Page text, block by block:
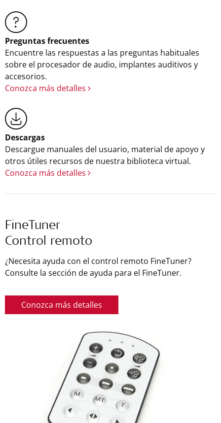
Preguntas frecuentes
Encuentre las respuestas a las preguntas habituales
sobre el procesador de audio, implantes auditivos y
accesorios.
Conozca más detalles
Descargas
Descargue manuales del usuario, material de apoyo y
otros útiles recursos de nuestra biblioteca virtual.
Conozca más detalles
FineTuner
Control remoto
¿Necesita ayuda con el control remoto FineTuner?
Consulte la sección de ayuda para el FineTuner.
Conozca más detalles